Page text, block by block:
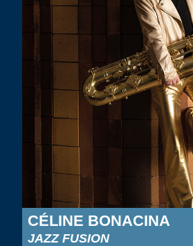
Bref notre cœur
CÉLINE BONACINA
JAZZ FUSION